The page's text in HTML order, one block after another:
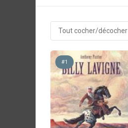
Tout cocher/décocher
#1